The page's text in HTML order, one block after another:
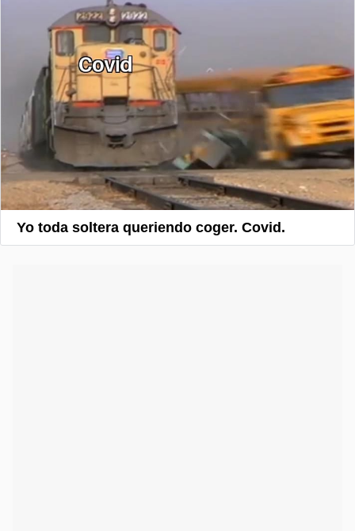
Yo toda soltera queriendo coger. Covid.